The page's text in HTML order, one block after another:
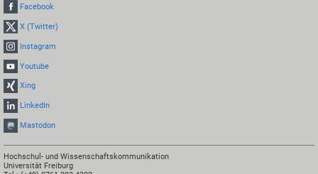
Facebook
X (Twitter)
Instagram
Youtube
Xing
LinkedIn
Mastodon
Hochschul- und Wissenschaftskommunikation
Universität Freiburg